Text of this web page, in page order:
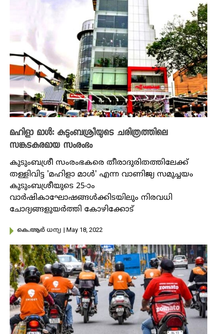
മഹിളാ മാൾ: കുടുംബശ്രീയുടെ ചരിത്രത്തിലെ
സങ്കടകരമായ സംരംഭം
കുടുംബശ്രീ സംരംഭകരെ തീരാദുരിതത്തിലേക്ക്
തള്ളിവിട്ട 'മഹിളാ മാൾ' എന്ന വാണിജ്യ സമുച്ചയം
കുടുംബശ്രീയുടെ 25-ാം
വാർഷികാഘോഷങ്ങൾക്കിടയിലും നിരവധി
ചോദ്യങ്ങളുയർത്തി കോഴിക്കോട്
കെ.ആർ ധന്യ | May 18, 2022